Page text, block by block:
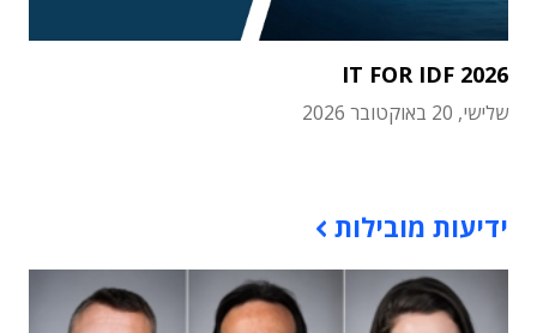
IT FOR IDF 2026
שלישי, 20 באוקטובר 2026
ידיעות מובילות